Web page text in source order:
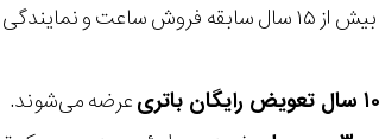
عرضه می‌شوند.